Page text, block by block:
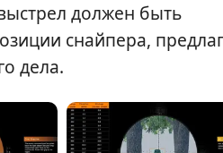
должен быть
снайпера,
дела.